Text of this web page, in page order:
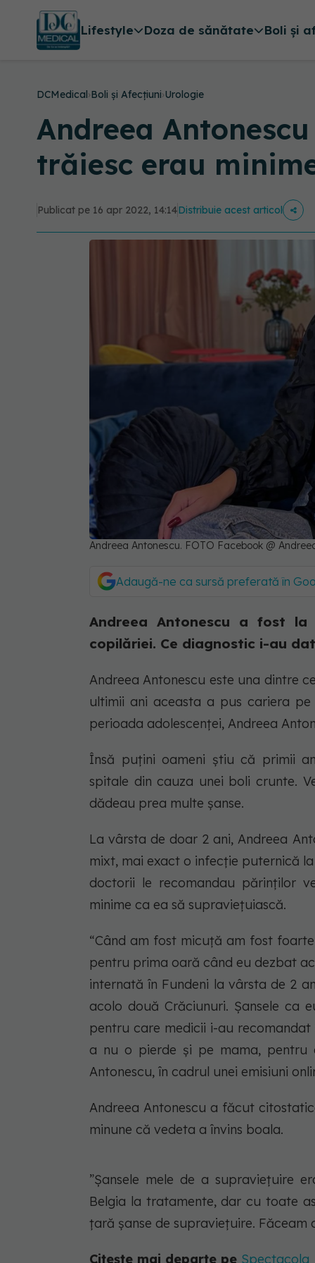
Lifestyle Doza de sănătate Boli și
DCMedical›Boli și Afecțiuni›Urologie
Andreea
trăiesc erau
Publicat pe 16 apr 2022, 14:14Distribuie acest articol
Andreea Antonescu. FOTO Facebook @
Adaugă-ne ca sursă preferată în
Andreea Antonescu a fost
copilăriei. Ce diagnostic i-au
Andreea Antonescu este una dintre
ultimii ani aceasta a pus cariera
perioada adolescenței, Andreea
Însă puțini oameni știu că primii
spitale din cauza unei boli crunte.
dădeau prea multe șanse.
La vârsta de doar 2 ani, Andreea
mixt, mai exact o infecție puternică
doctorii le recomandau părinților
minime ca ea să supraviețuiască.
“Când am fost micuță am fost
pentru prima oară când eu dezbat
internată în Fundeni la vârsta de 2
acolo două Crăciunuri. Șansele ca
pentru care medicii i-au
a nu o pierde și pe mama, pentru
Antonescu, în cadrul unei emisiuni
Andreea Antonescu a făcut
minune că vedeta a învins boala.
”Șansele mele de a supraviețuire
Belgia la tratamente, dar cu toate
țară șanse de supraviețuire. Făceam
Citește mai departe pe Spectacola